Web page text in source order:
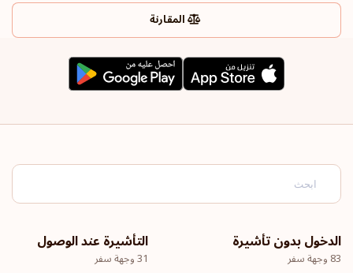
المقارنة
الدخول بدون تأشيرة
83 وجهة سفر
التأشيرة عند الوصول
31 وجهة سفر